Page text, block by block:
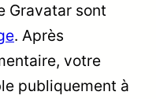
Gravatar sont
. Après
votre
publiquement à